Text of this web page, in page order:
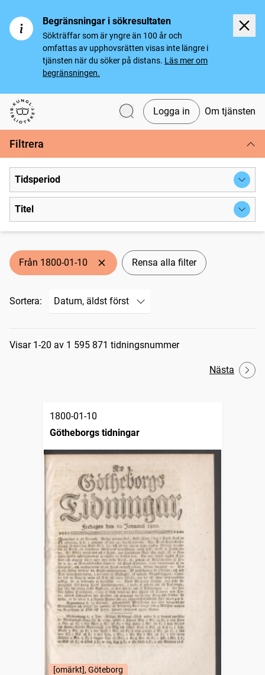
Begränsningar i sökresultaten
Sökträffar som är yngre än 100 år och
omfattas av upphovsrätten visas inte längre i
tjänsten när du söker på distans. Läs mer om
begränsningen.
Svenska tidningar
Logga in Om tjänsten
Filtrera
Tidsperiod
Titel
Från 1800-01-10 Rensa alla filter
Sortera:
Sökresultat
Visar 1-20 av 1 595 871 tidningsnummer
Nästa
1800-01-10
Götheborgs tidningar
[omärkt], Göteborg